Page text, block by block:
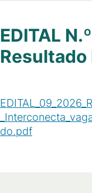
EDITAL
Resultado
do.pdf